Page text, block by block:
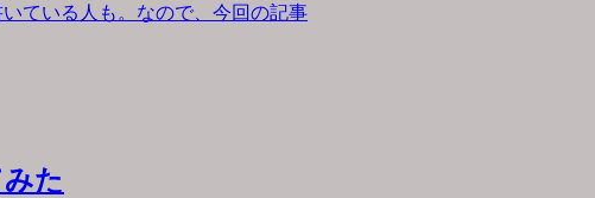
ている人も。なので、今回の記事
た